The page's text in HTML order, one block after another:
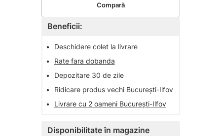
Beneficii:
•
Deschidere colet la livrare
•
Rate fara dobanda
•
Depozitare 30 de zile
•
Ridicare produs vechi București-Ilfov
•
Livrare cu 2 oameni București-Ilfov
Disponibilitate în magazine
Compară